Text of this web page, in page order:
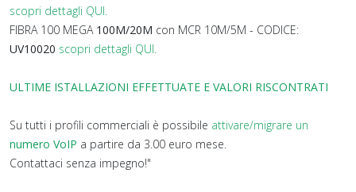
scopri dettagli QUI.
FIBRA 100 MEGA 100M/20M con MCR 10M/5M - CODICE:
UV10020 scopri dettagli QUI.
ULTIME ISTALLAZIONI EFFETTUATE E VALORI RISCONTRATI
Su tutti i profili commerciali è possibile attivare/migrare un
numero VoIP a partire da 3.00 euro mese.
Contattaci senza impegno!"